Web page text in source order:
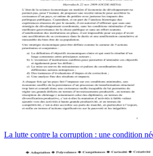
La lutte contre la corruption : une condition